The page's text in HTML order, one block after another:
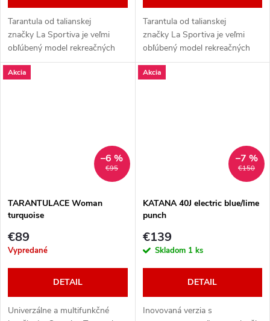
Tarantula od talianskej
značky La Sportiva je veľmi
obľúbený model rekreačných
lezečiek.
Tarantula od talianskej
značky La Sportiva je veľmi
obľúbený model rekreačných
lezečiek.
Akcia
€95
–6 %
TARANTULACE Woman
turquoise
€89
Vypredané
DETAIL
Univerzálne a multifunkčné
Akcia
€150
–7 %
KATANA 40J electric blue/lime
punch
€139
Skladom 1 ks
DETAIL
Inovovaná verzia s